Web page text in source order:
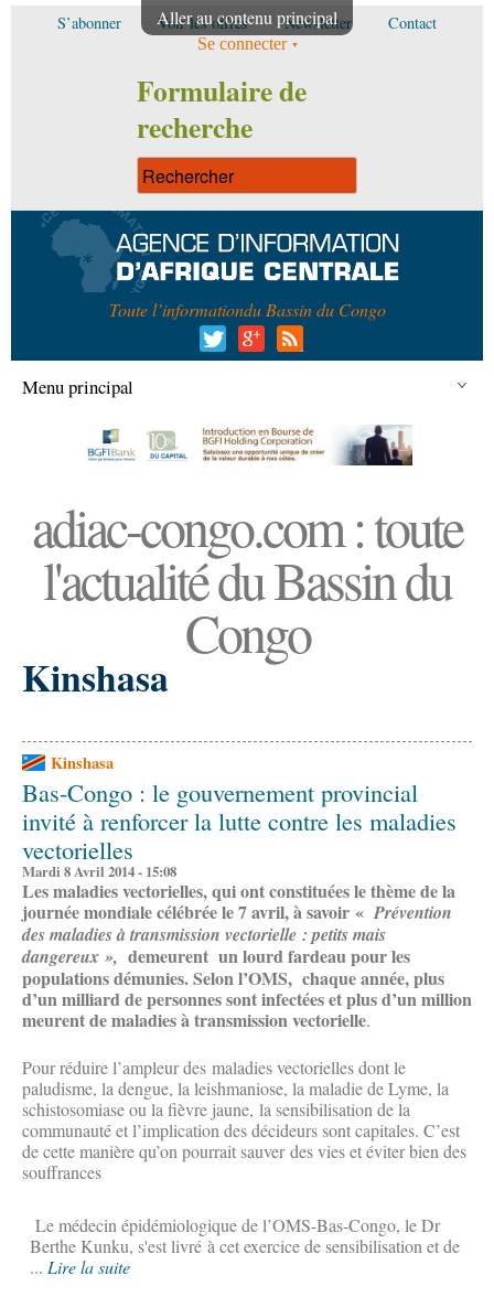
Aller au contenu principal
S’abonner Voir les offres Newsletter Contact
Se connecter
Formulaire de
recherche
Toute l’informationdu Bassin du Congo
Menu principal
adiac-congo.com : toute
l'actualité du Bassin du
Congo
Kinshasa
Kinshasa
Bas-Congo : le gouvernement provincial
invité à renforcer la lutte contre les maladies
vectorielles
Mardi 8 Avril 2014 - 15:08
Les maladies vectorielles, qui ont constituées le thème de la
journée mondiale célébrée le 7 avril, à savoir « Prévention
des maladies à transmission vectorielle : petits mais
dangereux », demeurent un lourd fardeau pour les
populations démunies. Selon l’OMS, chaque année, plus
d’un milliard de personnes sont infectées et plus d’un million
meurent de maladies à transmission vectorielle.
Pour réduire l’ampleur des maladies vectorielles dont le
paludisme, la dengue, la leishmaniose, la maladie de Lyme, la
schistosomiase ou la fièvre jaune, la sensibilisation de la
communauté et l’implication des décideurs sont capitales. C’est
de cette manière qu’on pourrait sauver des vies et éviter bien des
souffrances
Le médecin épidémiologique de l’OMS-Bas-Congo, le Dr
Berthe Kunku, s'est livré à cet exercice de sensibilisation et de
... Lire la suite